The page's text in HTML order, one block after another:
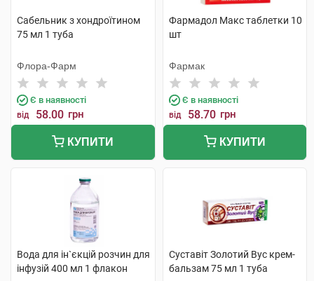
Сабельник з хондроїтином
75 мл 1 туба
Флора-Фарм
Є в наявності
від 58.00 грн
КУПИТИ
Фармадол Макс таблетки 10
шт
Фармак
Є в наявності
від 58.70 грн
КУПИТИ
Вода для ін`єкцій розчин для
інфузій 400 мл 1 флакон
Суставіт Золотий Вус крем-
бальзам 75 мл 1 туба